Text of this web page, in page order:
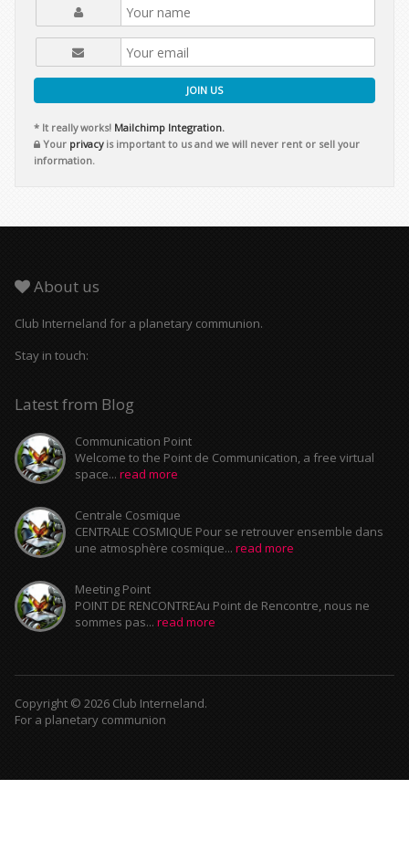
JOIN US
* It really works! Mailchimp Integration.
Your privacyis important to us and we will never rent or sell your
information.
About us
Club Interneland for a planetary communion.
Stay in touch:
Latest from Blog
Communication Point
Welcome to the Point de Communication, a free virtual
space... read more
Centrale Cosmique
CENTRALE COSMIQUE Pour se retrouver ensemble dans
une atmosphère cosmique... read more
Meeting Point
POINT DE RENCONTREAu Point de Rencontre, nous ne
sommes pas... read more
Copyright © 2026 Club Interneland.
For a planetary communion